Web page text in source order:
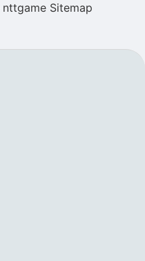
nttgame Sitemap